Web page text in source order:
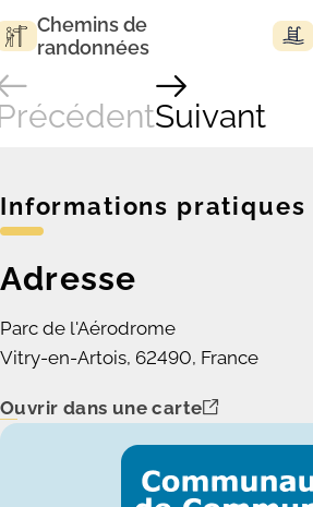
Chemins de
randonnées
Suivant
Informations pratiques
Adresse
Parc de l'Aérodrome
Vitry-en-Artois, 62490, France
Ouvrir dans une carte